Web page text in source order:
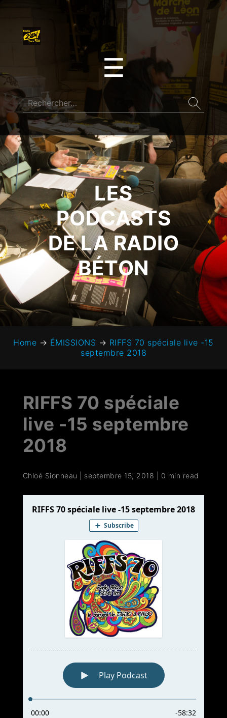
☰
LES
PODCASTS
DE LA RADIO
BÉTON
Home → ÉMISSIONS → RIFFS 70 spéciale live -15
septembre 2018
RIFFS 70 spéciale
live -15 septembre
2018
Chloé Sionneau septembre 15, 2018 0 min read